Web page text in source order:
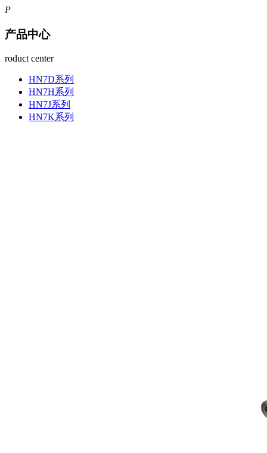
P
产品中心
roduct center
HN7D系列
HN7H系列
HN7J系列
HN7K系列